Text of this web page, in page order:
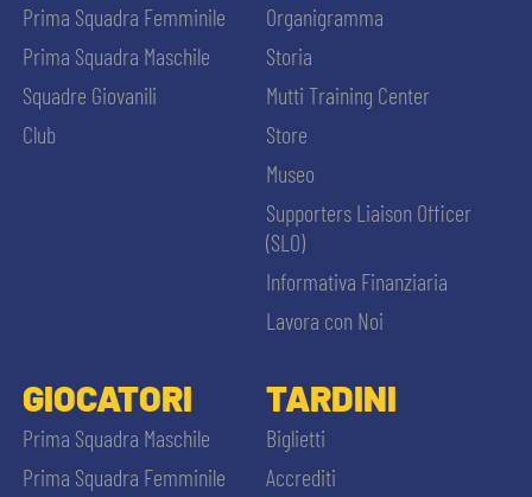
Prima Squadra Femminile
Prima Squadra Maschile
Squadre Giovanili
Club
Organigramma
Storia
Mutti Training Center
Store
Museo
Supporters Liaison Officer
(SLO)
Informativa Finanziaria
Lavora con Noi
GIOCATORI
Prima Squadra Maschile
Prima Squadra Femminile
TARDINI
Biglietti
Accrediti
ACCETTA E SALVA